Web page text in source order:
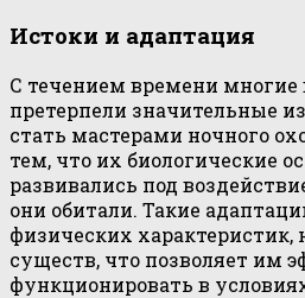
Истоки и адаптация
С течением времени
претерпели значительные
стать мастерами ночного
тем, что их биологические
развивались под
они обитали. Такие
физических характеристик,
существ, что позволяет им
функционировать в